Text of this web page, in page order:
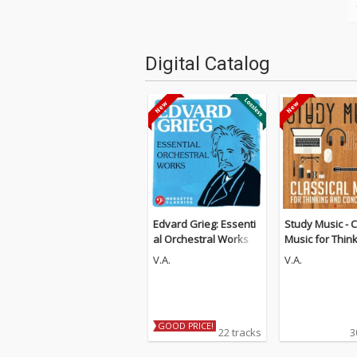
Digital Catalog
Edvard Grieg: Essenti
al Orchestral Works
V.A.
GOOD PRICE! 22 tracks
Study Music -
Music for
d
V.A.